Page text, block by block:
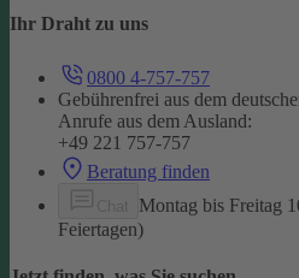
Ihr Draht zu uns
0800 4-757-757
Gebührenfrei aus dem
Anrufe aus dem Ausland:
+49 221 757-757
Beratung finden
Montag bis Freitag
Feiertagen)